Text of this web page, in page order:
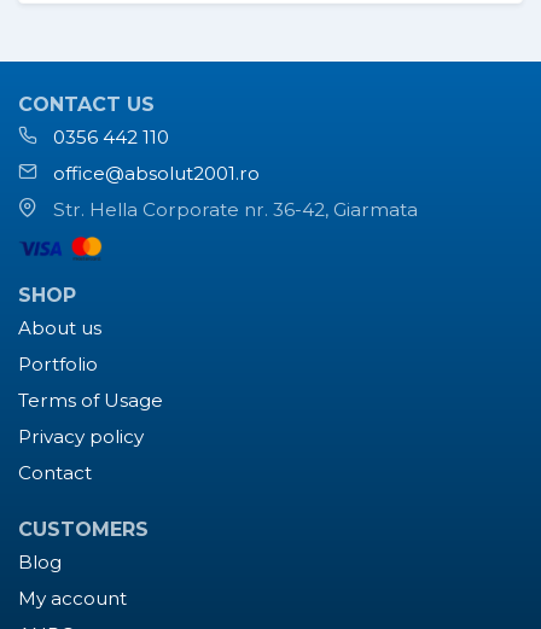
CONTACT US
0356 442 110
office@absolut2001.ro
Str. Hella Corporate nr. 36-42, Giarmata
SHOP
About us
Portfolio
Terms of Usage
Privacy policy
Contact
CUSTOMERS
Blog
My account